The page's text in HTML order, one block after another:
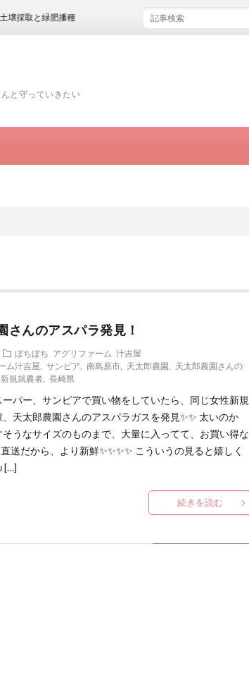
と守っていきたい
採取と緑肥播種
さんのアスパラ発見！
ぼちぼち アグリファーム
汁吉屋
ム汁吉屋
,サンピア ,南島原市 天太郎農園
天太郎農園さんの
新規就農者 ,長崎県
パー、サンピアで買い物をしていたら、同じ女性新規
天太郎農園さんのアスパラガスを発見✨✨ 太いのか
そうなサイズのものまで、大量に入ってて、お買い得な
直送だから、より新鮮✨✨✨✨ こういうの見ると嬉しく
[…]
続きを読む